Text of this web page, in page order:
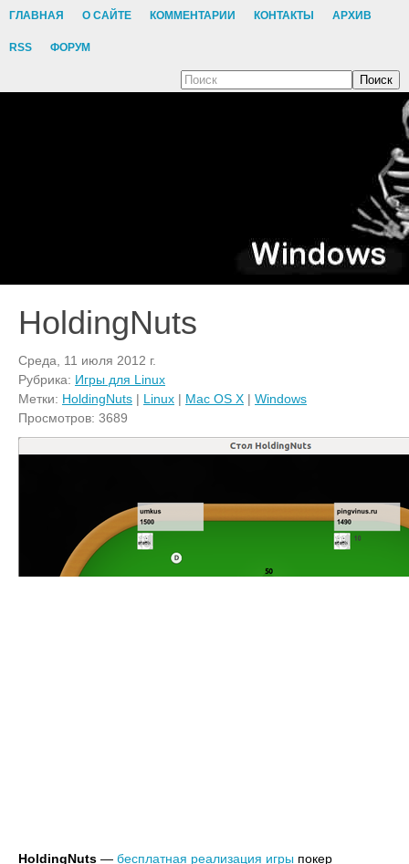
ГЛАВНАЯ О САЙТЕ КОММЕНТАРИИ КОНТАКТЫ АРХИВ
RSS ФОРУМ
Поиск
HoldingNuts
Среда, 11 июля 2012 г.
Рубрика: Игры для Linux
Метки: HoldingNuts | Linux | Mac OS X | Windows
Просмотров: 3689
HoldingNuts — бесплатная реализация игры покер